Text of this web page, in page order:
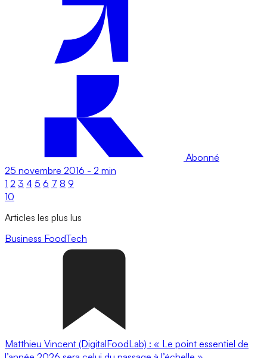
Abonné
25 novembre 2016 - 2 min
1 2 3 4 5 6 7 8 9
10
Articles les plus lus
Business FoodTech
Matthieu Vincent (DigitalFoodLab) : « Le point essentiel de